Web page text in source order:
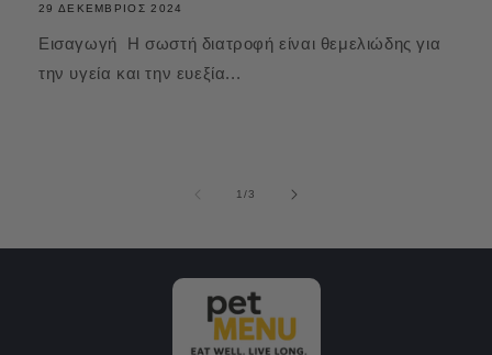
29 ΔΕΚΈΜΒΡΙΟΣ 2024
Εισαγωγή Η σωστή διατροφή είναι θεμελιώδης για
την υγεία και την ευεξία...
1/από
3